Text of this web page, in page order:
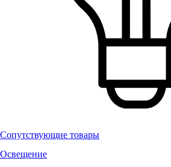
Сопутствующие товары
Освещение